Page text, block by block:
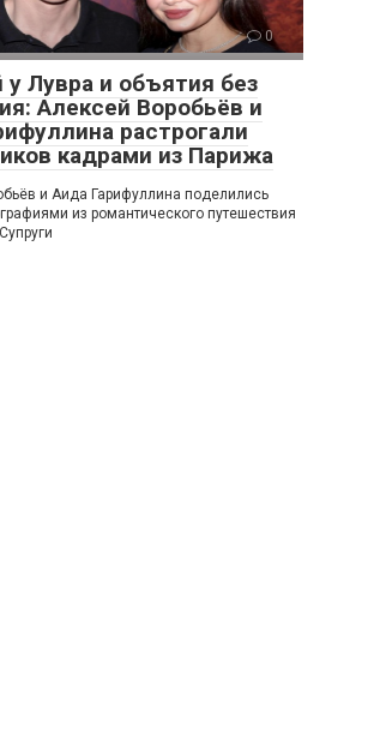
0
у Лувра и объятия без
Алексей Воробьёв и
растрогали
кадрами из Парижа
и Аида Гарифуллина поделились
из романтического путешествия